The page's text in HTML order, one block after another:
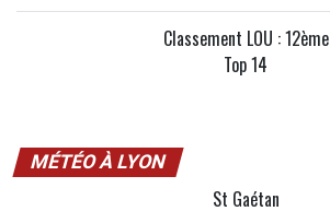
Classement LOU : 12ème
Top 14
MÉTÉO À LYON
St Gaétan